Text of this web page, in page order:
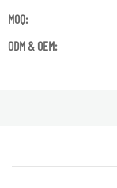
MOQ:
ODM & OEM: